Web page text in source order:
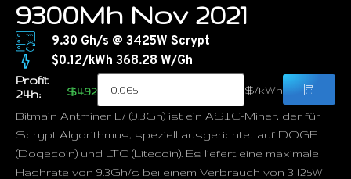
9300Mh Nov 2021
9.30 Gh/s @ 3425W Scrypt
$0.12/kWh 368.28 W/Gh
Profit
24h:
$4.92 $/kWh
Bitmain Antminer L7 (9.3Gh) ist ein ASIC-Miner, der für
Scrypt Algorithmus, speziell ausgerichtet auf DOGE
(Dogecoin) und LTC (Litecoin). Es liefert eine maximale
Hashrate von 9.3Gh/s bei einem Verbrauch von 3425W